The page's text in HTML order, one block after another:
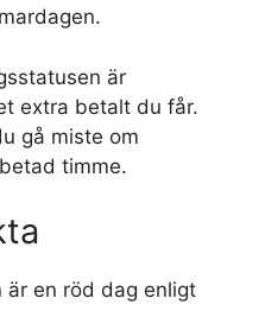
är
extra betalt du får.
gå miste om
timme.
är en röd dag enligt